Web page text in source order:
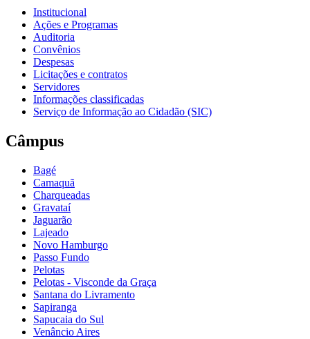
Institucional
Ações e Programas
Auditoria
Convênios
Despesas
Licitações e contratos
Servidores
Informações classificadas
Serviço de Informação ao Cidadão (SIC)
Câmpus
Bagé
Camaquã
Charqueadas
Gravataí
Jaguarão
Lajeado
Novo Hamburgo
Passo Fundo
Pelotas
Pelotas - Visconde da Graça
Santana do Livramento
Sapiranga
Sapucaia do Sul
Venâncio Aires